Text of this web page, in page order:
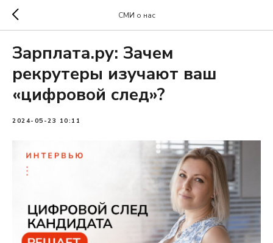
СМИ о нас
Зарплата.ру: Зачем
рекрутеры изучают ваш
«цифровой след»?
2024-05-23 10:11